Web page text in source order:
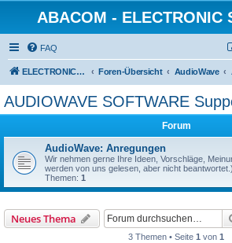
ABACOM - ELECTRONIC
FAQ
ELECTRONIC-SOFWARE-SHOP Foren-Übersicht AudioWave
AUDIOWAVE SOFTWARE
Forum
AudioWave: Anregungen
Wir nehmen gerne Ihre Ideen, Vorschläge,
werden von uns gelesen, aber nicht beantwortet.)
Themen: 1
Neues Thema
3 Themen • Seite 1 von 1